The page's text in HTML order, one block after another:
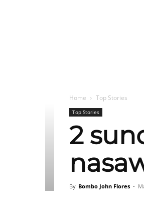
Home Top Stories
Top Stories
2
By Bombo John Flores -